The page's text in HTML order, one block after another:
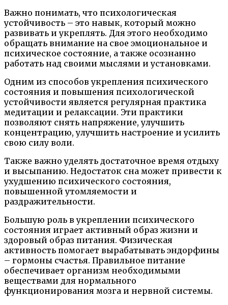
Важно понимать, что психологическая
устойчивость – это навык, который можно
развивать и укреплять. Для этого необходимо
обращать внимание на свое эмоциональное и
психическое состояние, а также осознанно
работать над своими мыслями и установками.
Одним из способов укрепления психического
состояния и повышения психологической
устойчивости является регулярная практика
медитации и релаксации. Эти практики
позволяют снять напряжение, улучшить
концентрацию, улучшить настроение и усилить
свою силу воли.
Также важно уделять достаточное время отдыху
и высыпанию. Недостаток сна может привести к
ухудшению психического состояния,
повышенной утомляемости и
раздражительности.
Большую роль в укреплении психического
состояния играет активный образ жизни и
здоровый образ питания. Физическая
активность помогает вырабатывать эндорфины
– гормоны счастья. Правильное питание
обеспечивает организм необходимыми
веществами для нормального
функционирования мозга и нервной системы.